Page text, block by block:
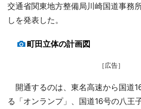
交通省関東地方整備局川崎国道事務
しを発表した。
町田立体の計画図
［広告］
開通するのは、東名高速から国道
る「オンランプ」、国道16号の八王